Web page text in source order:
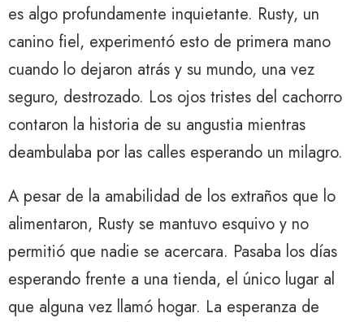
es algo profundamente inquietante. Rusty, un
canino fiel, experimentó esto de primera mano
cuando lo dejaron atrás y su mundo, una vez
seguro, destrozado. Los ojos tristes del cachorro
contaron la historia de su angustia mientras
deambulaba por las calles esperando un milagro.
A pesar de la amabilidad de los extraños que lo
alimentaron, Rusty se mantuvo esquivo y no
permitió que nadie se acercara. Pasaba los días
esperando frente a una tienda, el único lugar al
que alguna vez llamó hogar. La esperanza de